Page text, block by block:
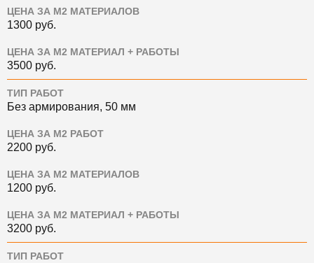
ЦЕНА ЗА М2 МАТЕРИАЛОВ
1300 руб.
ЦЕНА ЗА М2 МАТЕРИАЛ + РАБОТЫ
3500 руб.
ТИП РАБОТ
Без армирования, 50 мм
ЦЕНА ЗА М2 РАБОТ
2200 руб.
ЦЕНА ЗА М2 МАТЕРИАЛОВ
1200 руб.
ЦЕНА ЗА М2 МАТЕРИАЛ + РАБОТЫ
3200 руб.
ТИП РАБОТ